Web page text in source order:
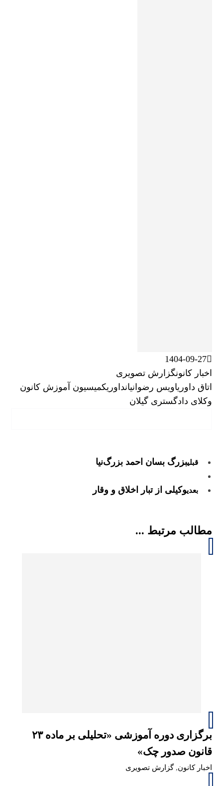
1404-09-27
اخبار کانونگزارش تصویری
اتاق داوریاویس رضوانیانداوریکمیسیون آموزش کانون
وکلای دادگستری گیلان
قبلیبزرگ بسان احمد بزرگ‌نیا
بعدیوکیلی از تبار اخلاق و وقار
مطالب مرتبط ...
برگزاری دوره آموزشی «تحلیلی بر ماده ۲۳
قانون صدور چک»
اخبار کانون,گزارش تصویری